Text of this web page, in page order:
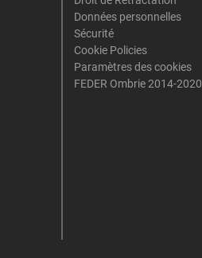
Données personnelles
Sécurité
Cookie Policies
Paramètres des cookies
FEDER Ombrie 2014-2020